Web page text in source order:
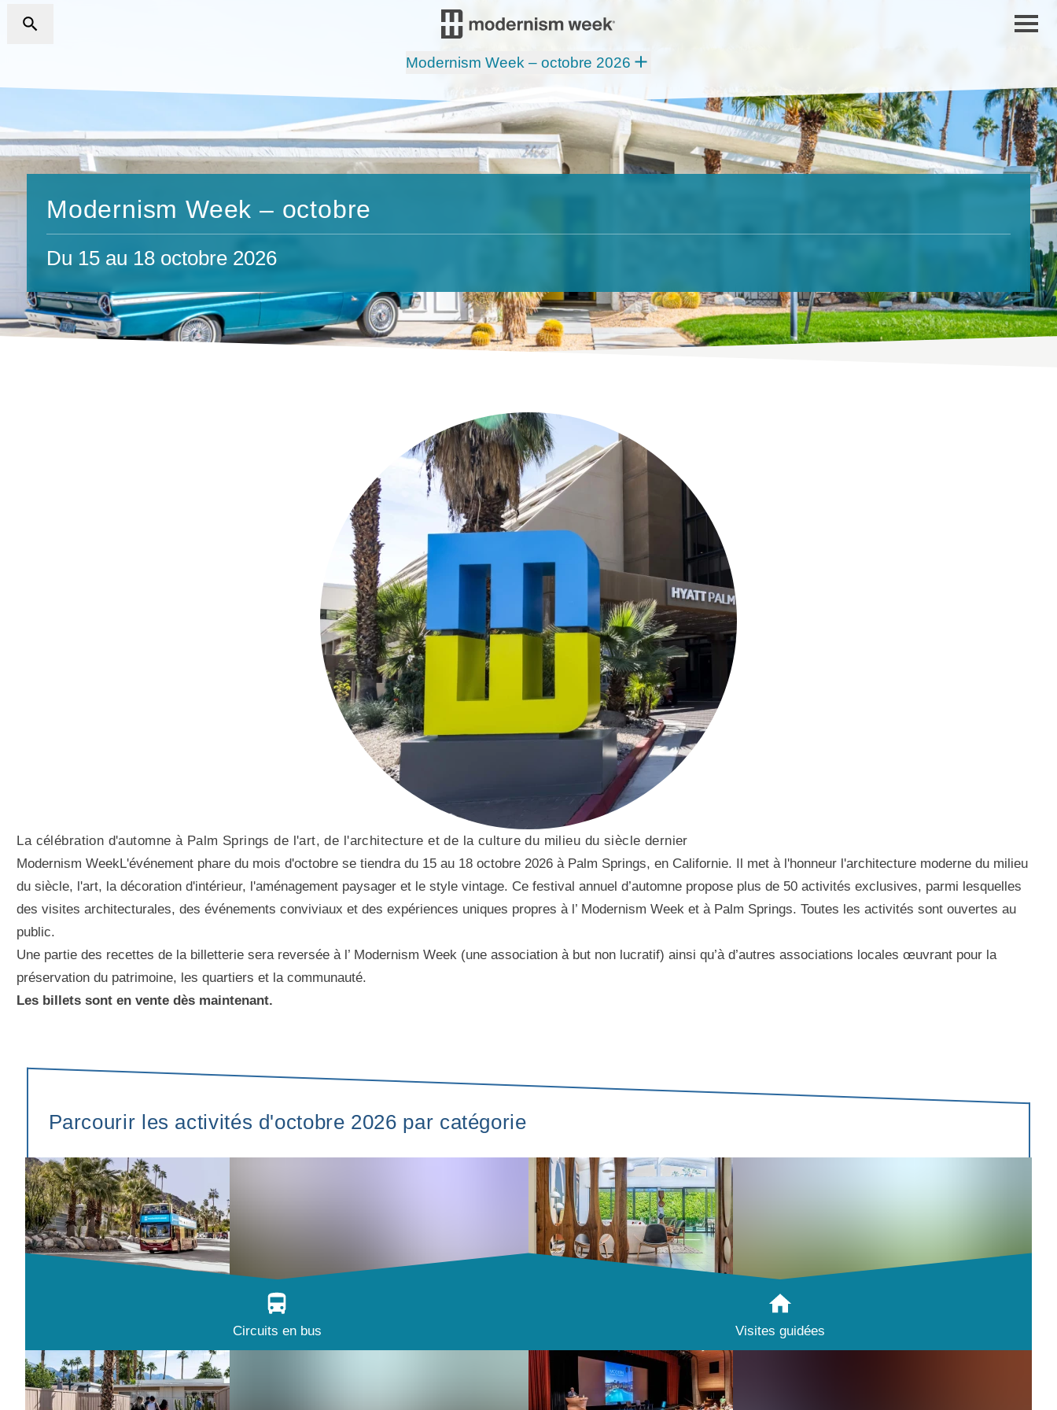
Modernism Week – octobre 2026
Modernism Week – octobre
Du 15 au 18 octobre 2026
La célébration d'automne à Palm Springs de l'art, de l'architecture et de la culture du milieu du siècle dernier
Modernism WeekL'événement phare du mois d'octobre se tiendra du 15 au 18 octobre 2026 à Palm Springs, en Californie. Il met à l'honneur l'architecture moderne du milieu
du siècle, l'art, la décoration d'intérieur, l'aménagement paysager et le style vintage. Ce festival annuel d’automne propose plus de 50 activités exclusives, parmi lesquelles
des visites architecturales, des événements conviviaux et des expériences uniques propres à l’ Modernism Week et à Palm Springs. Toutes les activités sont ouvertes au
public.
Une partie des recettes de la billetterie sera reversée à l’ Modernism Week (une association à but non lucratif) ainsi qu’à d’autres associations locales œuvrant pour la
préservation du patrimoine, les quartiers et la communauté.
Les billets sont en vente dès maintenant.
Parcourir les activités d'octobre 2026 par catégorie
Circuits en bus Visites guidées